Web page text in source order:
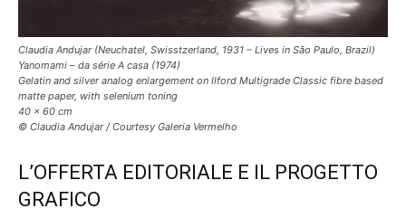
Claudia Andujar (Neuchatel, Swisstzerland, 1931 – Lives in São Paulo, Brazil)
Yanomami – da série A casa (1974)
Gelatin and silver analog enlargement on Ilford Multigrade Classic fibre based
matte paper, with selenium toning
40 x 60 cm
© Claudia Andujar / Courtesy Galeria Vermelho
L’OFFERTA EDITORIALE E IL PROGETTO
GRAFICO